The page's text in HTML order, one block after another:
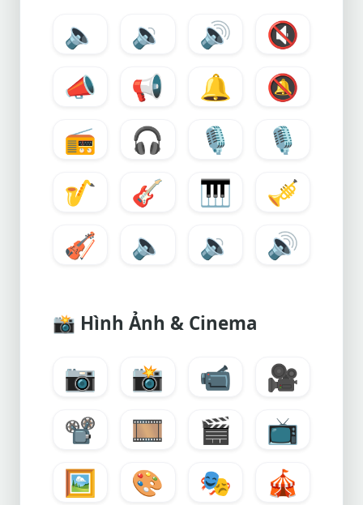
🔈 🔉 🔊
🔇
📣
📢 🔔
🔕
📻
🎧 🎙️
🎙️
🎷
🎸 🎹
🎺
🎻
🔈 🔉 🔊
📸 Hình Ảnh & Cinema
📷 📸 📹
🎥
📽️
🎞️ 🎬
📺
🖼️
🎨 🎭
🎪